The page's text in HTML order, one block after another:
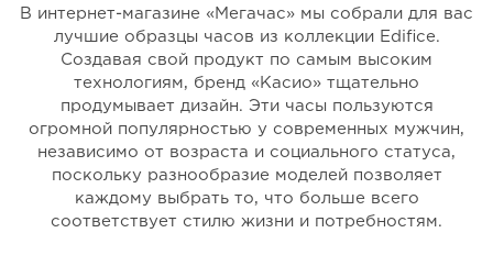
В интернет-магазине «Мегачас» мы собрали для вас
лучшие образцы часов из коллекции Edifice.
Создавая свой продукт по самым высоким
технологиям, бренд «Касио» тщательно
продумывает дизайн. Эти часы пользуются
огромной популярностью у современных мужчин,
независимо от возраста и социального статуса,
поскольку разнообразие моделей позволяет
каждому выбрать то, что больше всего
соответствует стилю жизни и потребностям.